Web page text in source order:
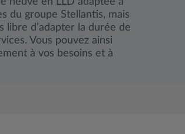
du groupe Stellantis, mais
libre d’adapter la durée de
Vous pouvez ainsi
à vos besoins et à